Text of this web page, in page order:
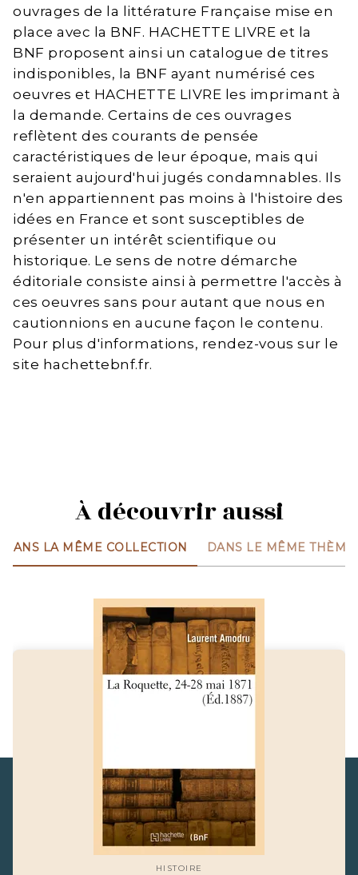
ouvrages de la littérature Française mise en
place avec la BNF. HACHETTE LIVRE et la
BNF proposent ainsi un catalogue de titres
indisponibles, la BNF ayant numérisé ces
oeuvres et HACHETTE LIVRE les imprimant à
la demande. Certains de ces ouvrages
reflètent des courants de pensée
caractéristiques de leur époque, mais qui
seraient aujourd'hui jugés condamnables. Ils
n'en appartiennent pas moins à l'histoire des
idées en France et sont susceptibles de
présenter un intérêt scientifique ou
historique. Le sens de notre démarche
éditoriale consiste ainsi à permettre l'accès à
ces oeuvres sans pour autant que nous en
cautionnions en aucune façon le contenu.
Pour plus d'informations, rendez-vous sur le
site hachettebnf.fr.
À découvrir aussi
DANS LA MÊME COLLECTION DANS LE MÊME THÈME
HISTOIRE